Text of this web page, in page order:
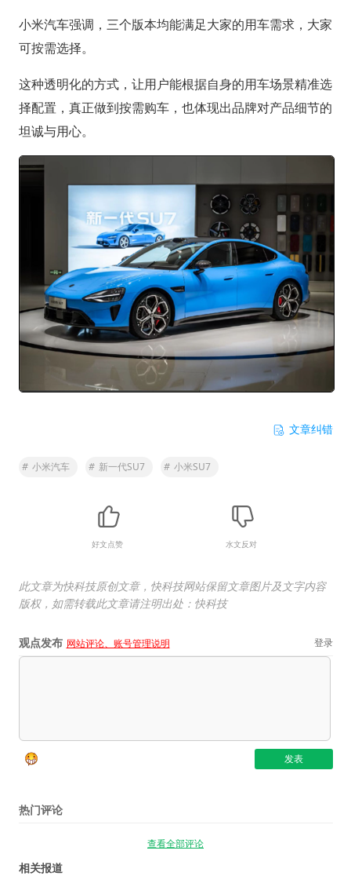
小米汽车强调，三个版本均能满足大家的用车需求，大家
可按需选择。
这种透明化的方式，让用户能根据自身的用车场景精准选
择配置，真正做到按需购车，也体现出品牌对产品细节的
坦诚与用心。
文章纠错
# 小米汽车 # 新一代SU7 # 小米SU7
好文点赞 水文反对
此文章为快科技原创文章，快科技网站保留文章图片及文字内容
版权，如需转载此文章请注明出处：快科技
观点发布 网站评论、账号管理说明 登录
热门评论
查看全部评论
相关报道